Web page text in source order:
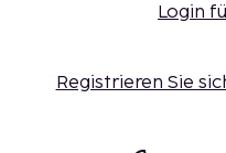
Login
Registrieren Sie